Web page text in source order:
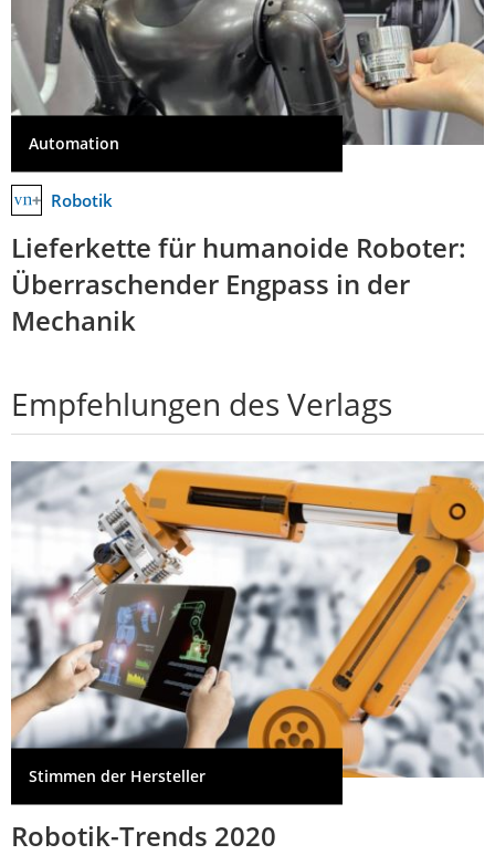
Automation
Robotik
Lieferkette für humanoide Roboter:
Überraschender Engpass in der
Mechanik
Empfehlungen des Verlags
Stimmen der Hersteller
Robotik-Trends 2020